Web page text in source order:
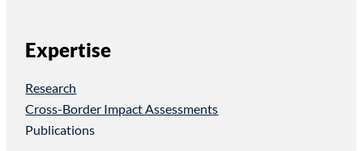
Expertise
Research
Cross-Border Impact Assessments
Publications